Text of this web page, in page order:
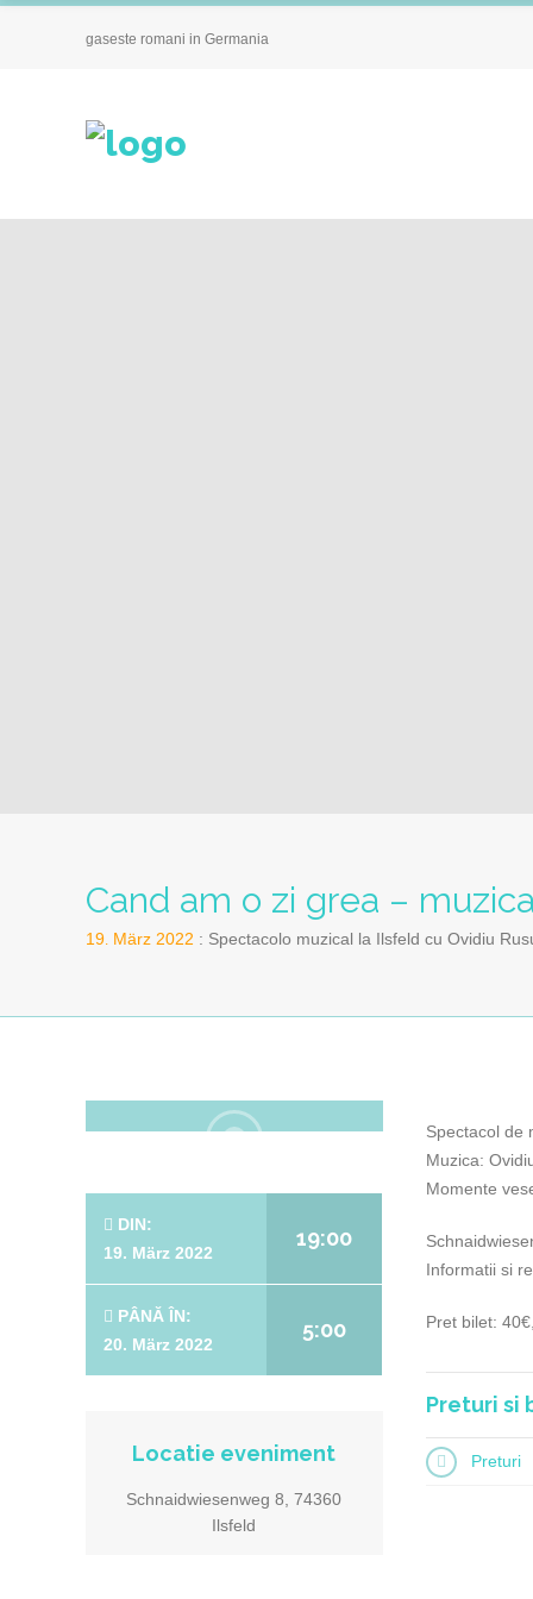
gaseste romani in Germania
Cand am o zi grea –
19. März 2022 Spectacolo muzical la Ilsfeld cu Ovidiu
DIN:
19. März 2022
19:00
PÂNĂ ÎN:
20. März 2022
5:00
Locatie eveniment
Schnaidwiesenweg 8, 74360
Ilsfeld
Spectacol de
Muzica:
Momente
Informatii si
Pret bilet:
Preturi si
Preturi